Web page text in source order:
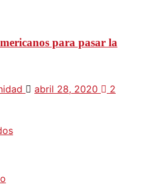
para pasar la
abril 28, 2020 2